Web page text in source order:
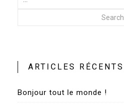
Search
ARTICLES RÉCENTS
Bonjour tout le monde !